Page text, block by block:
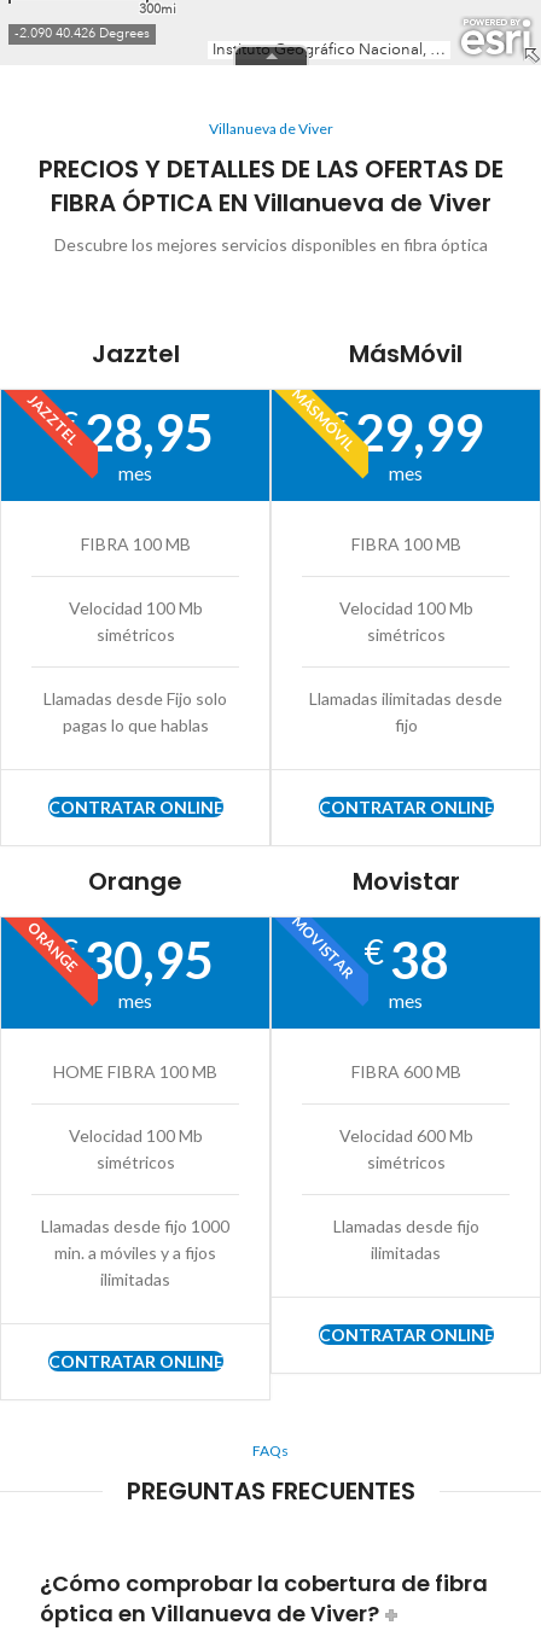
Villanueva de Viver
PRECIOS Y DETALLES DE LAS OFERTAS DE
FIBRA ÓPTICA EN Villanueva de Viver
Descubre los mejores servicios disponibles en fibra óptica
Jazztel
JAZZTEL
€28,95
mes
FIBRA 100 MB
Velocidad 100 Mb
simétricos
Llamadas desde Fijo solo
pagas lo que hablas
CONTRATAR ONLINE
MásMóvil
MÁSMÓVIL
€29,99
mes
FIBRA 100 MB
Velocidad 100 Mb
simétricos
Llamadas ilimitadas desde
fijo
CONTRATAR ONLINE
Orange
ORANGE
€30,95
mes
HOME FIBRA 100 MB
Velocidad 100 Mb
simétricos
Llamadas desde fijo 1000
min. a móviles y a fijos
ilimitadas
CONTRATAR ONLINE
Movistar
MOVISTAR€38
mes
FIBRA 600 MB
Velocidad 600 Mb
simétricos
Llamadas desde fijo
ilimitadas
CONTRATAR ONLINE
FAQs
PREGUNTAS FRECUENTES
¿Cómo comprobar la cobertura de fibra
óptica en Villanueva de Viver?